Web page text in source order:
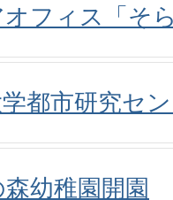
フィス「そ
都市研究セ
幼稚園開園